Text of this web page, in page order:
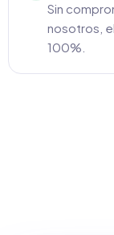
Sin
nosotros,
100%.